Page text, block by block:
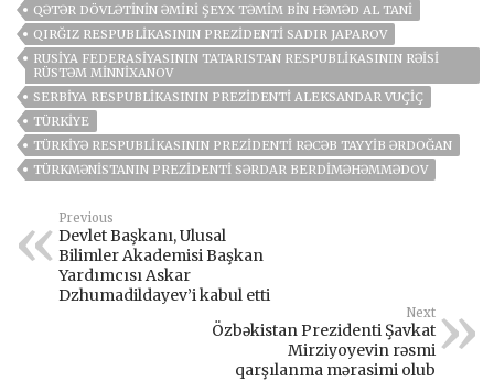
QƏTƏR DÖVLƏTININ ƏMIRI ŞEYX TƏMIM BIN HƏMƏD AL TANI
QIRĞIZ RESPUBLIKASININ PREZIDENTI SADIR JAPAROV
RUSIYA FEDERASIYASININ TATARISTAN RESPUBLIKASININ RƏISI
RÜSTƏM MINNIXANOV
SERBIYA RESPUBLIKASININ PREZIDENTI ALEKSANDAR VUÇIÇ
TÜRKİYE
TÜRKIYƏ RESPUBLIKASININ PREZIDENTI RƏCƏB TAYYIB ƏRDOĞAN
TÜRKMƏNISTANIN PREZIDENTI SƏRDAR BERDIMƏHƏMMƏDOV
Previous
Devlet Başkanı, Ulusal
Bilimler Akademisi Başkan
Yardımcısı Askar
Dzhumadildayev’i kabul etti
Next
Özbəkistan Prezidenti Şavkat
Mirziyoyevin rəsmi
qarşılanma mərasimi olub